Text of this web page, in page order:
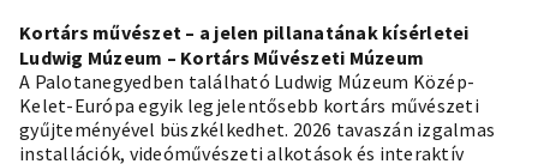
Kortárs művészet – a jelen pillanatának kísérletei
Ludwig Múzeum – Kortárs Művészeti Múzeum
A Palotanegyedben található Ludwig Múzeum Közép-
Kelet-Európa egyik legjelentősebb kortárs művészeti
gyűjteményével büszkélkedhet. 2026 tavaszán izgalmas
installációk, videóművészeti alkotások és interaktív